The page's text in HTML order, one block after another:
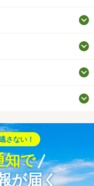
さない！
知で
が届く